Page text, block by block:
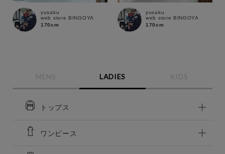
yusaku
web store BINGOYA
170cm
yusaku
web store BINGOYA
170cm
MENS LADIES KIDS
トップス
ワンピース